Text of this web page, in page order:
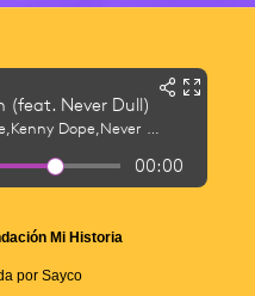
Mi Historia
por Sayco